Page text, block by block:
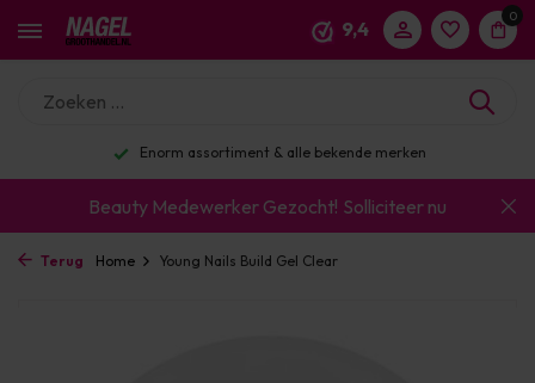
9,4
0
Enorm assortiment & alle bekende merken
Beauty Medewerker Gezocht! Solliciteer nu
Terug Home Young Nails Build Gel Clear